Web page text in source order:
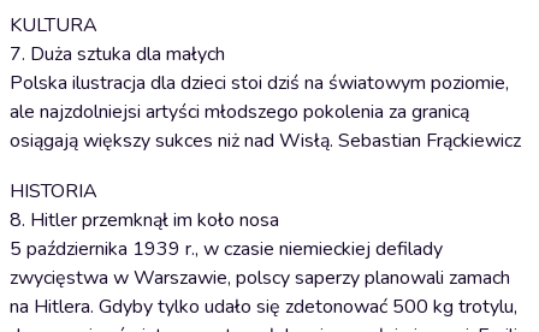
KULTURA
7. Duża sztuka dla małych
Polska ilustracja dla dzieci stoi dziś na światowym poziomie,
ale najzdolniejsi artyści młodszego pokolenia za granicą
osiągają większy sukces niż nad Wisłą. Sebastian Frąckiewicz
HISTORIA
8. Hitler przemknął im koło nosa
5 października 1939 r., w czasie niemieckiej defilady
zwycięstwa w Warszawie, polscy saperzy planowali zamach
na Hitlera. Gdyby tylko udało się zdetonować 500 kg trotylu,